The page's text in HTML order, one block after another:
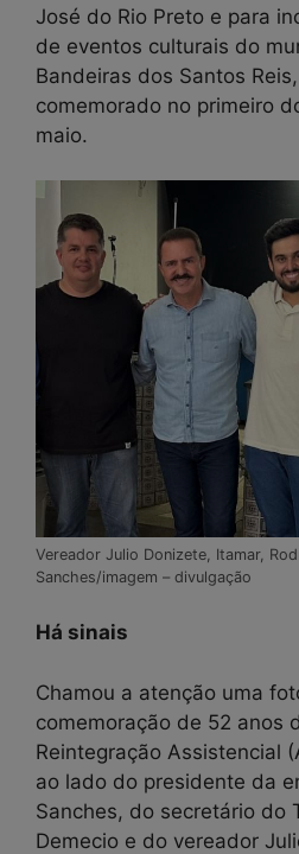
José do Rio Preto e para
de eventos culturais do
Bandeiras dos Santos
comemorado no primeiro
maio.
Vereador Julio Donizete, Itamar,
Sanches/imagem – divulgação
Há sinais
Chamou a atenção uma
comemoração de 52 anos
Reintegração Assistencial
ao lado do presidente da
Sanches, do secretário do
Demecio e do vereador